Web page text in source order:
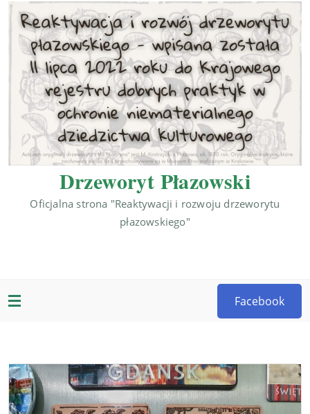
Drzeworyt Płazowski
Oficjalna strona "Reaktywacji i rozwoju drzeworytu
płazowskiego"
Facebook